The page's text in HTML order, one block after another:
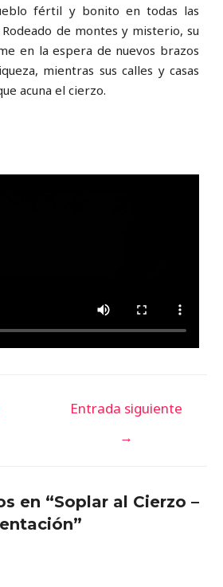
fértil y bonito en todas las
de montes y misterio, su
en la espera de nuevos brazos
mientras sus calles y casas
acuna el cierzo.
Entrada siguiente
→
en “Soplar al Cierzo –